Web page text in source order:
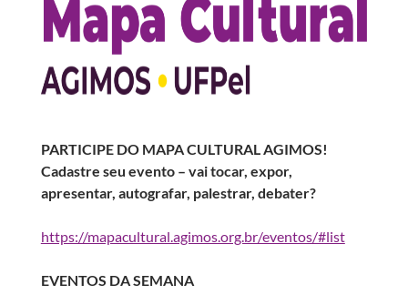
PARTICIPE DO MAPA CULTURAL AGIMOS!
Cadastre seu evento – vai tocar, expor,
apresentar, autografar, palestrar, debater?
https://mapacultural.agimos.org.br/eventos/#list
EVENTOS DA SEMANA